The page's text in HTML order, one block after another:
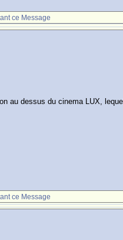
ce Message
au dessus du cinema LUX,
ce Message